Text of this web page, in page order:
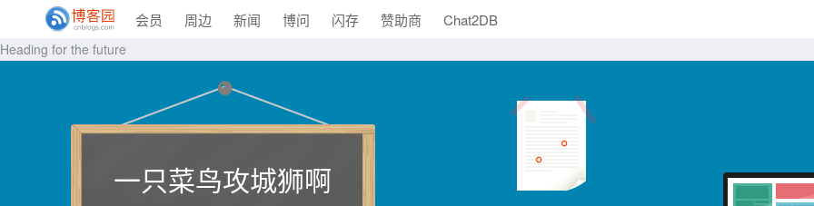
会员 周边 新闻 博问 闪存 赞助商 Chat2DB
Heading for the future
一只菜鸟攻城狮啊